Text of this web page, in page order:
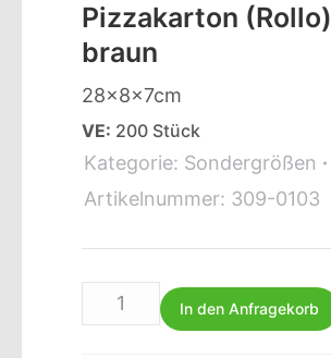
Pizzakarton (Rollo)
braun
28x8x7cm
VE: 200 Stück
Kategorie: Sondergrößen
Artikelnummer: 309-0103
In den Anfragekorb